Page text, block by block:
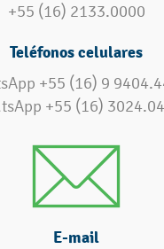
+55 (16) 2133.0000
Teléfonos celulares
+55 (16) 9
+55 (16)
E-mail